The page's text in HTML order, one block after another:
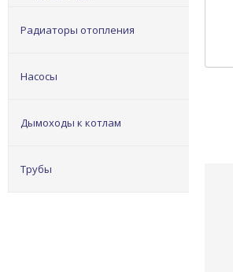
Радиаторы отопления
Насосы
Дымоходы к котлам
Трубы